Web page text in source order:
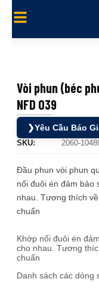
Vòi phun (béc
NFD 039
❯Yêu Cầu Báo
SKU: 2060-
Đầu phun vòi phun
nối đuôi én đảm bảo
nhau. Tương thích
chuẩn
Khớp nối đuôi én
cho nhau. Tương
chuẩn
Danh sách các dòng